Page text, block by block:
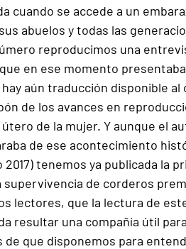
cuando se accede a un
abuelos y todas las
reproducimos una
en ese momento
aún traducción disponible
de los avances en
de la mujer. Y aunque el
de ese acontecimiento
tenemos ya publicada la
supervivencia de corderos
lectores, que la lectura de
resultar una compañía útil
que disponemos para